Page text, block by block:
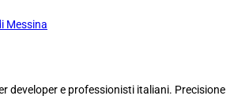
Messina
developer e professionisti italiani. Precisione